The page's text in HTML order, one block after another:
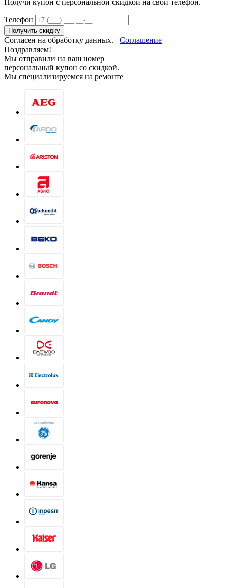
Телефон
Получить скидку
Согласен на обработку данных. Соглашение
Поздравляем!
Мы отправили на ваш номер
персональный купон со скидкой.
Мы специализируемся на ремонте